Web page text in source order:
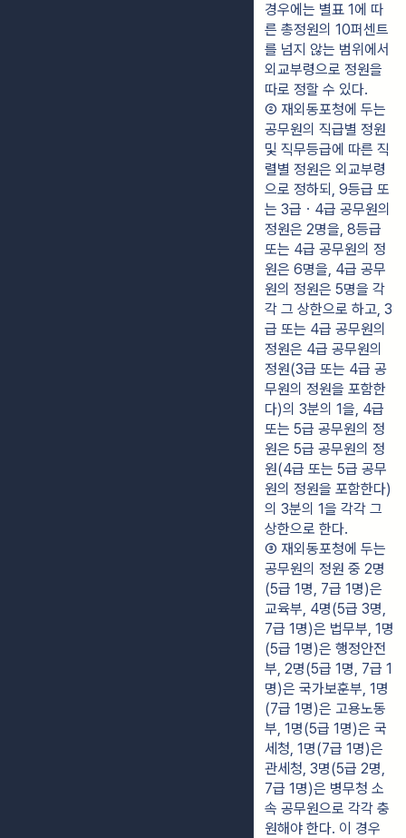
경우에는 별표 1에 따
른 총정원의 10퍼센트
를 넘지 않는 범위에서
외교부령으로 정원을
따로 정할 수 있다.
② 재외동포청에 두는
공무원의 직급별 정원
및 직무등급에 따른 직
렬별 정원은 외교부령
으로 정하되, 9등급 또
는 3급ㆍ4급 공무원의
정원은 2명을, 8등급
또는 4급 공무원의 정
원은 6명을, 4급 공무
원의 정원은 5명을 각
각 그 상한으로 하고, 3
급 또는 4급 공무원의
정원은 4급 공무원의
정원(3급 또는 4급 공
무원의 정원을 포함한
다)의 3분의 1을, 4급
또는 5급 공무원의 정
원은 5급 공무원의 정
원(4급 또는 5급 공무
원의 정원을 포함한다)
의 3분의 1을 각각 그
상한으로 한다.
③ 재외동포청에 두는
공무원의 정원 중 2명
(5급 1명, 7급 1명)은
교육부, 4명(5급 3명,
7급 1명)은 법무부, 1명
(5급 1명)은 행정안전
부, 2명(5급 1명, 7급 1
명)은 국가보훈부, 1명
(7급 1명)은 고용노동
부, 1명(5급 1명)은 국
세청, 1명(7급 1명)은
관세청, 3명(5급 2명,
7급 1명)은 병무청 소
속 공무원으로 각각 충
원해야 한다. 이 경우